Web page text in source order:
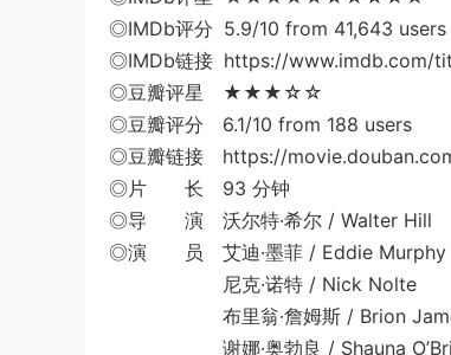
◎IMDb评分 5.9/10 from 41,643 users
◎IMDb链接 https://www.imdb.com/
◎豆瓣评星 ★★★☆☆
◎豆瓣评分 6.1/10 from 188 users
◎豆瓣链接 https://
◎片 长 93 分钟
◎导 演 沃尔特·希尔 / Walter Hill
◎演 员 艾迪·墨菲 / Eddie Murphy
尼克·诺特 / Nick Nolte
布里翁·詹姆斯 / Brion
谢娜·奥勃良 / Shauna